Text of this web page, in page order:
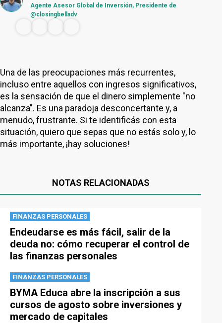
Agente Asesor Global de Inversión, Presidente de
@closingbelladv
Una de las preocupaciones más recurrentes,
incluso entre aquellos con ingresos significativos,
es la sensación de que el dinero simplemente "no
alcanza". Es una paradoja desconcertante y, a
menudo, frustrante. Si te identificás con esta
situación, quiero que sepas que no estás solo y, lo
más importante, ¡hay soluciones!
NOTAS RELACIONADAS
FINANZAS PERSONALES
Endeudarse es más fácil, salir de la
deuda no: cómo recuperar el control de
las finanzas personales
FINANZAS PERSONALES
BYMA Educa abre la inscripción a sus
cursos de agosto sobre inversiones y
mercado de capitales